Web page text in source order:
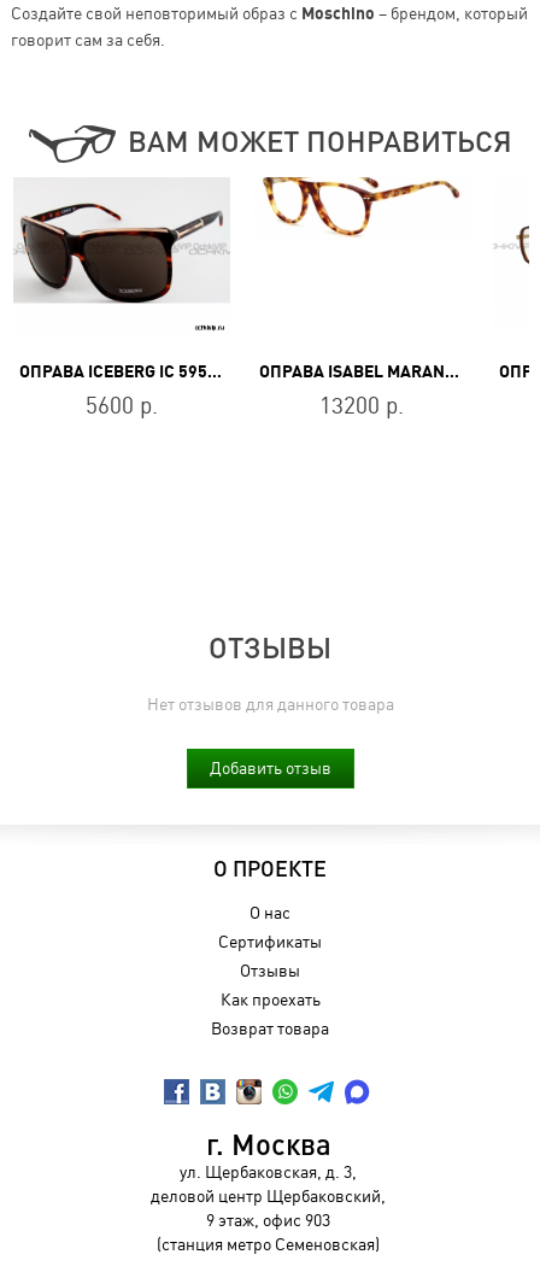
Создайте свой неповторимый образ с Moschino – брендом, который
говорит сам за себя.
ВАМ МОЖЕТ ПОНРАВИТЬСЯ
ОПРАВА ICEBERG IC 595 02
5600 р.
ОПРАВА ISABEL MARANT IM 0157 C9B
13200 р.
ОТЗЫВЫ
Нет отзывов для данного товара
Добавить отзыв
О ПРОЕКТЕ
О нас
Сертификаты
Отзывы
Как проехать
Возврат товара
г. Москва
ул. Щербаковская, д. 3,
деловой центр Щербаковский,
9 этаж, офис 903
(станция метро Семеновская)